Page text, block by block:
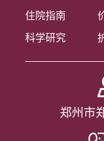
住院指南
科学研究
郑州市